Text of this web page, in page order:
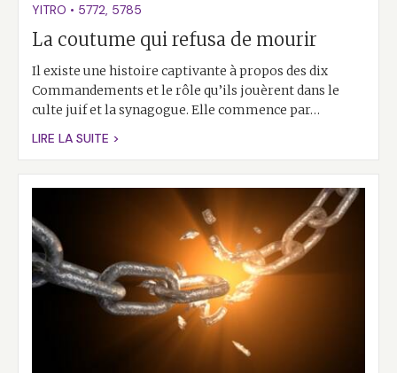
YITRO • 5772, 5785
La coutume qui refusa de mourir
Il existe une histoire captivante à propos des dix
Commandements et le rôle qu’ils jouèrent dans le
culte juif et la synagogue. Elle commence par…
LIRE LA SUITE >